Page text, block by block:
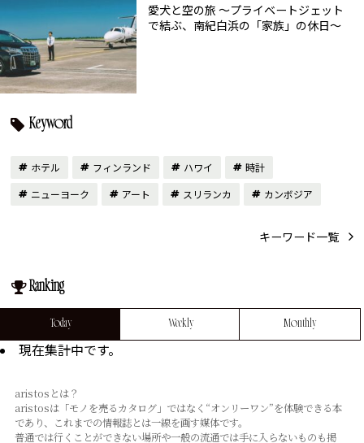
愛犬と空の旅 ～プライベートジェット
で結ぶ、南紀白浜の「家族」の休日～
Keyword
ホテル フィンランド ハワイ
時計
ニューヨーク
アート スリランカ カンボジア
キーワード一覧
Ranking
Today Weekly Monthly
現在集計中です。
aristosとは？
aristosは「モノを売るカタログ」ではなく“オンリーワン”を体験できる本
であり、これまでの情報誌とは⼀線を画す媒体です。
普通では⾏くことができない場所や⼀般の流通では⼿に⼊らないものも掲